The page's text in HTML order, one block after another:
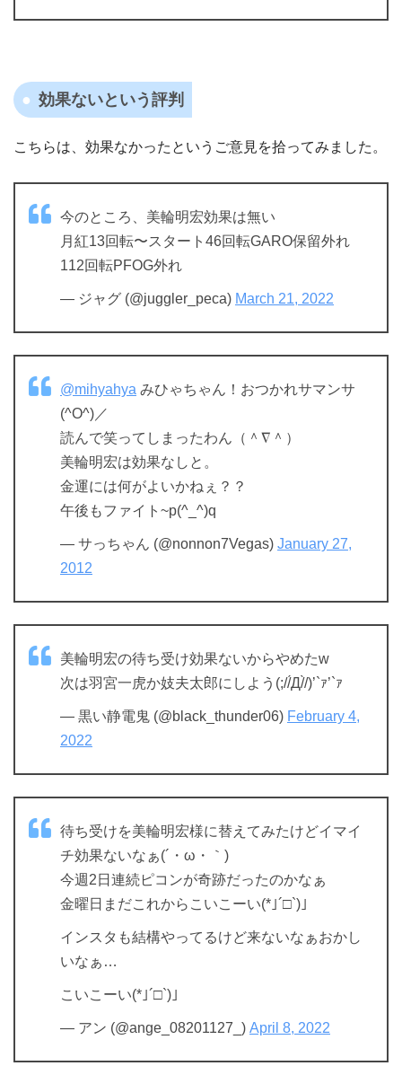
効果ないという評判
こちらは、効果なかったというご意見を拾ってみました。
今のところ、美輪明宏効果は無い
月紅13回転〜スタート46回転GARO保留外れ
112回転PFOG外れ
— ジャグ (@juggler_peca) March 21, 2022
@mihyahya みひゃちゃん！おつかれサマンサ
(^O^)／
読んで笑ってしまったわん（＾∇＾）
美輪明宏は効果なしと。
金運には何がよいかねぇ？？
午後もファイト~p(^_^)q
— サっちゃん (@nonnon7Vegas) January 27,
2012
美輪明宏の待ち受け効果ないからやめたw
次は羽宮一虎か妓夫太郎にしよう(;//́Д/̀/)’`ｧ’`ｧ
— 黒い静電鬼 (@black_thunder06) February 4,
2022
待ち受けを美輪明宏様に替えてみたけどイマイ
チ効果ないなぁ(´・ω・｀)
今週2日連続ピコンが奇跡だったのかなぁ
金曜日まだこれからこいこーい(*｣´□`)｣
インスタも結構やってるけど来ないなぁおかし
いなぁ…
こいこーい(*｣´□`)｣
— アン (@ange_08201127_) April 8, 2022